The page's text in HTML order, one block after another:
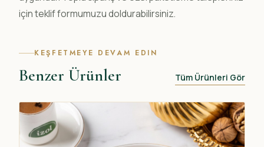
için teklif formumuzu doldurabilirsiniz.
KEŞFETMEYE DEVAM EDIN
Benzer Ürünler Tüm Ürünleri Gör